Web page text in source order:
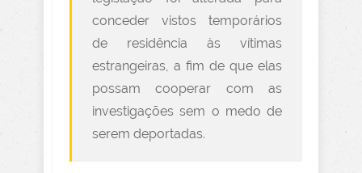
conceder vistos temporários
de residência às vítimas
estrangeiras, a fim de que elas
possam cooperar com as
investigações sem o medo de
serem deportadas.